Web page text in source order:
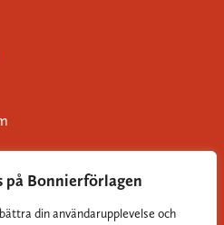
på Bonnierförlagen
din användarupplevelse och